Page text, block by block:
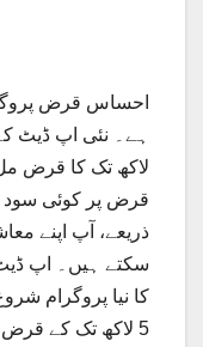
احساس قرض
لاکھ تک کا قرض
قرض پر کوئی سود
ذریعے، آپ اپنے
کا نیا پروگرام
5 لاکھ تک کے قرض پر کوئی سود نہیں لیا جائے گا